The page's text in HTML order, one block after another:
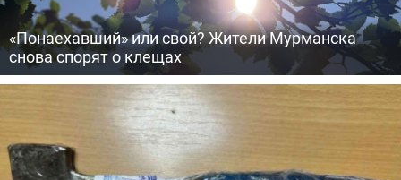
«Понаехавший» или свой? Жители Мурманска
снова спорят о клещах